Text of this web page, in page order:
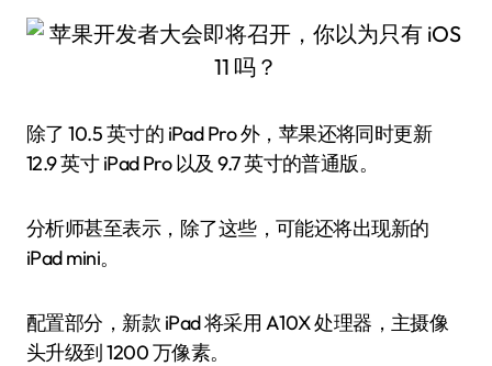
除了 10.5 英寸的 iPad Pro 外，苹果还将同时更新
12.9 英寸 iPad Pro 以及 9.7 英寸的普通版。
分析师甚至表示，除了这些，可能还将出现新的
iPad mini。
配置部分，新款 iPad 将采用 A10X 处理器，主摄像
头升级到 1200 万像素。